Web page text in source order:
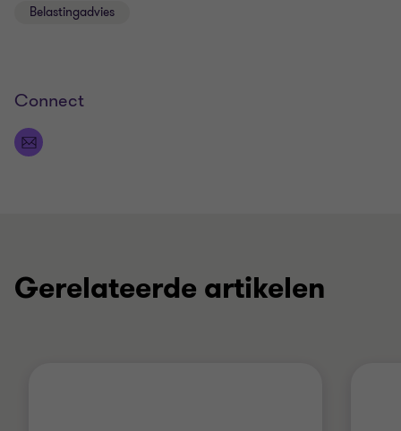
Belastingadvies
Connect
Gerelateerde artikelen